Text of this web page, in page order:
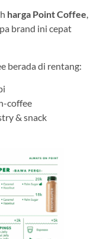
harga Point Coffee,
brand ini cepat
berada di rentang:
coffee
& snack